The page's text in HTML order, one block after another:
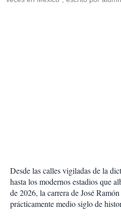
Desde las calles vigiladas de la
hasta los modernos estadios que
de 2026, la carrera de José
prácticamente medio siglo de